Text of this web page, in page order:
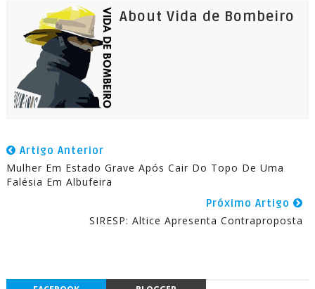
About Vida de Bombeiro
Artigo Anterior
Mulher Em Estado Grave Após Cair Do Topo De Uma
Falésia Em Albufeira
Próximo Artigo
SIRESP: Altice Apresenta Contraproposta